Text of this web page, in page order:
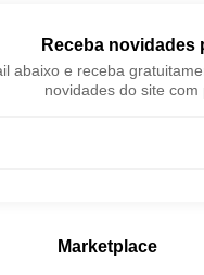
Receba novidades
abaixo e receba
novidades do site com
Marketplace